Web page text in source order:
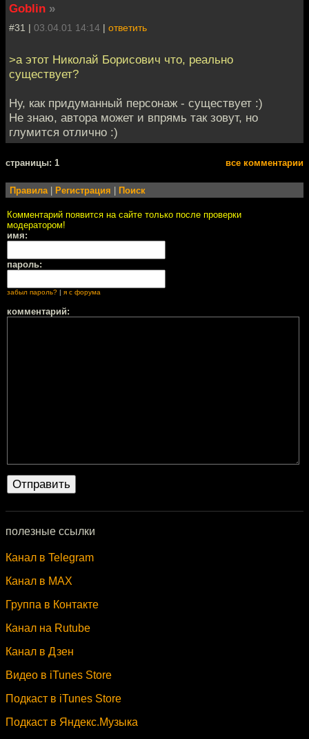
Goblin »
#31 | 03.04.01 14:14 | ответить
>а этот Николай Борисович что, реально
существует?
Ну, как придуманный персонаж - существует :)
Не знаю, автора может и впрямь так зовут, но
глумится отлично :)
cтраницы: 1 все комментарии
Правила Регистрация Поиск
Комментарий появится на сайте только после проверки
модератором!
имя:
пароль:
забыл пароль? | я с форума
комментарий:
полезные ссылки
Канал в Telegram
Канал в MAX
Группа в Контакте
Канал на Rutube
Канал в Дзен
Видео в iTunes Store
Подкаст в iTunes Store
Подкаст в Яндекс.Музыка